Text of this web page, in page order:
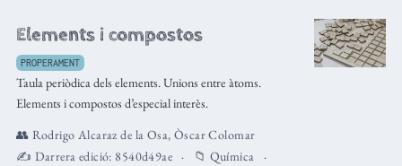
Elements i compostos
PROPERAMENT
Taula periòdica dels elements. Unions entre àtoms.
Elements i compostos d’especial interès.
👥 Rodrigo Alcaraz de la Osa, Òscar Colomar
✍️ Darrera edició: 8540d49ae 📁 Química